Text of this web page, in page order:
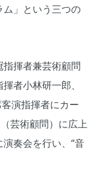
ム」という三つの
揮者兼芸術顧問
者小林研一郎、
演指揮者にカー
芸術顧問）に広上
奏会を行い、“音